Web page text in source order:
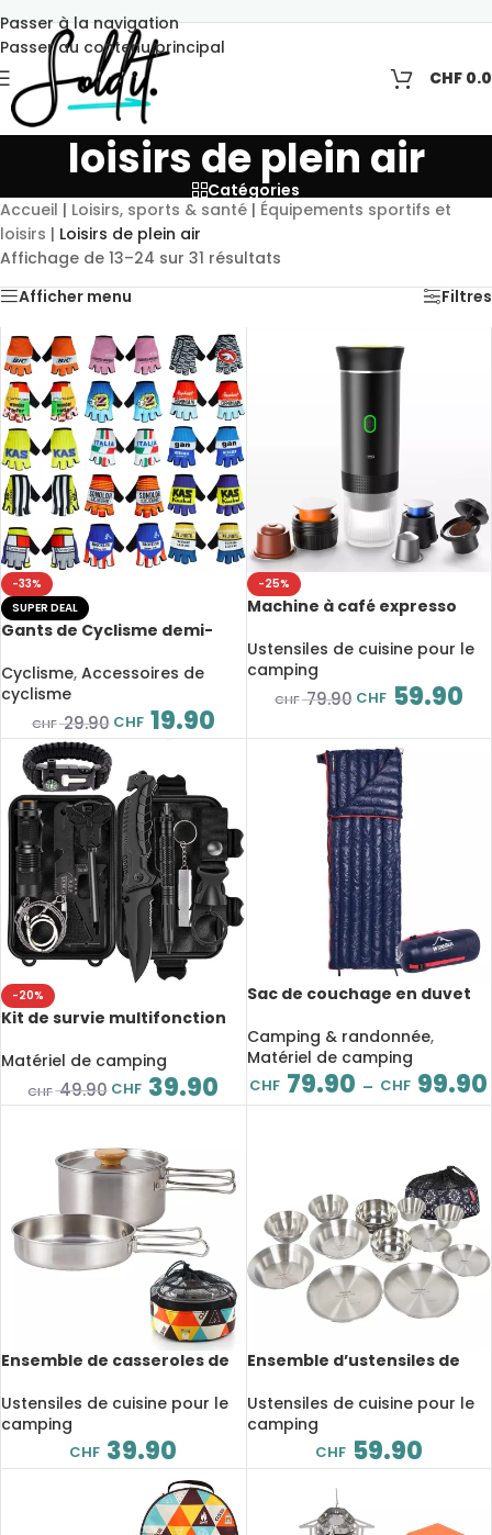
Passer à la navigation
Passer au contenu principal
CHF
loisirs de plein air
Catégories
Accueil | Loisirs, sports & santé | Équipements sportifs et
loisirs | Loisirs de plein air
Affichage de 13–24 sur 31 résultats
Afficher menu Filtres
-33%
SUPER DEAL
Gants de Cyclisme demi-
collection vintage
légendaire
Cyclisme, Accessoires de
cyclisme
CHF29.90 CHF 19.90
-25%
Machine à café expresso
facile à nettoyer, cafetière
de voyage, camping
Ustensiles de cuisine pour le
camping
CHF79.90 CHF 59.90
-20%
Kit de survie multifonction
camping, randonnée, 10
Matériel de camping
CHF49.90 CHF 39.90
Sac de couchage en duvet
étanche, température
jusqu’à -5° C
Camping & randonnée,
Matériel de camping
CHF 79.90 – CHF 99.90
Ensemble de casseroles de
304, avec sac de
rangement, équipement de
randonnée
Ustensiles de cuisine pour le
camping
CHF 39.90
Ensemble d’ustensiles de
en acier inoxydable 304, 12
pièces
Ustensiles de cuisine pour le
camping
CHF 59.90